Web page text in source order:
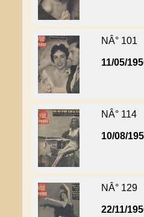
NÂ° 101
11/05/
NÂ° 114
10/08/
NÂ° 129
22/11/